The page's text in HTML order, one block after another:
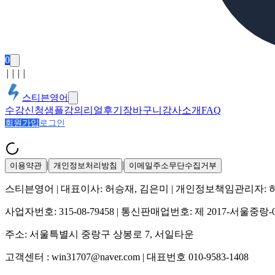
0
스티븐영어
수강신청샘플강의 리얼후기 장바구니 강사소개FAQ
회원가입 로그인
이용약관 | 개인정보처리방침 | 이메일주소무단수집거부
스티븐영어 | 대표이사: 허승재, 김은미 | 개인정보책임관리자:
사업자번호: 315-08-79458 | 통신판매업번호: 제 2017-서울중랑-
주소: 서울특별시 중랑구 상봉로 7, 서일타운
고객센터 : win31707@naver.com | 대표번호 010-9583-1408